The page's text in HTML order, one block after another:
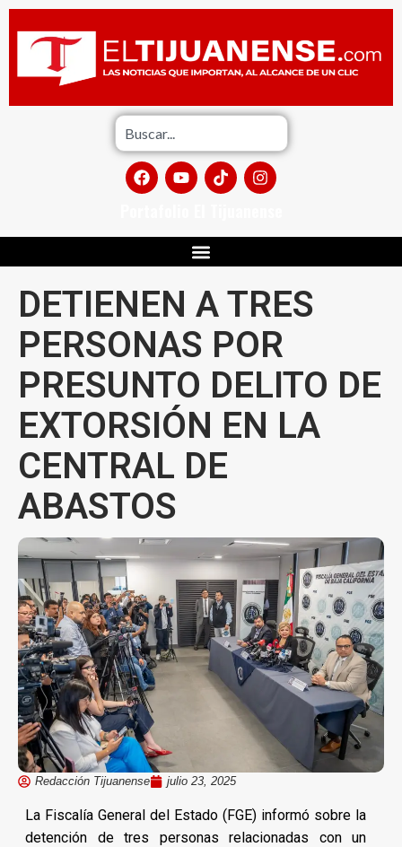
DETIENEN A TRES
PERSONAS POR
PRESUNTO DELITO DE
EXTORSIÓN EN LA
CENTRAL DE
ABASTOS
Redacción Tijuanense julio 23, 2025
La Fiscalía General del Estado (FGE) informó sobre la
detención de tres personas relacionadas con un